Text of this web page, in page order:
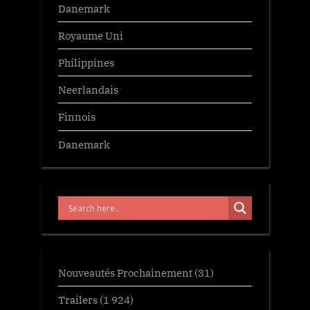
Danemark
Royaume Uni
Philippines
Neerlandais
Finnois
Danemark
Nouveautés Prochainement (31)
Trailers (1 924)